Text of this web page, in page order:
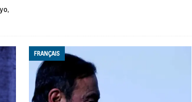
FRANÇAIS